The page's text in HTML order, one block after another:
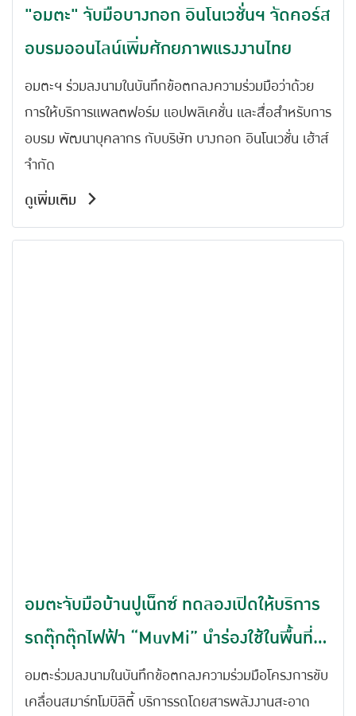
"อมตะ" จับมือบางกอก อินโนเวชั่นฯ จัดคอร์ส
อบรมออนไลน์เพิ่มศักยภาพแรงงานไทย
อมตะฯ ร่วมลงนามในบันทึกข้อตกลงความร่วมมือว่าด้วย
การให้บริการแพลตฟอร์ม แอปพลิเคชั่น และสื่อสำหรับการ
อบรม พัฒนาบุคลากร กับบริษัท บางกอก อินโนเวชั่น เฮ้าส์
จำกัด
ดูเพิ่มเติม
อมตะจับมือบ้านปูเน็กซ์ ทดลองเปิดให้บริการ
รถตุ๊กตุ๊กไฟฟ้า “MuvMi” นำร่องใช้ในพื้นที่นิ
คมฯ
อมตะร่วมลงนามในบันทึกข้อตกลงความร่วมมือโครงการขับ
เคลื่อนสมาร์ทโมบิลิตี้ บริการรถโดยสารพลังงานสะอาด